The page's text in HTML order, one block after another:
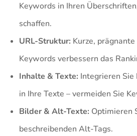
Keywords in Ihren
schaffen.
URL-Struktur: Kurze,
Keywords verbessern das
Inhalte & Texte: Integrieren
in Ihre Texte – vermeiden Sie
Bilder & Alt-Texte: Optimieren
beschreibenden Alt-Tags.